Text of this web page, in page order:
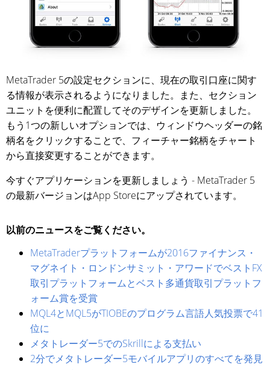
MetaTrader 5の設定セクションに、現在の取引口座に関す
る情報が表示されるようになりました。また、セクション
ユニットを便利に配置してそのデザインを更新しました。
もう1つの新しいオプションでは、ウィンドウヘッダーの銘
柄名をクリックすることで、フィーチャー銘柄をチャート
から直接変更することができます。
今すぐアプリケーションを更新しましょう - MetaTrader 5
の最新バージョンはApp Storeにアップされています。
以前のニュースをご覧ください。
MetaTraderプラットフォームが2016ファイナンス・
マグネイト・ロンドンサミット・アワードでベストFX
取引プラットフォームとベスト多通貨取引プラットフ
ォーム賞を受賞
MQL4とMQL5がTIOBEのプログラム言語人気投票で41
位に
メタトレーダー5でのSkrillによる支払い
2分でメタトレーダー5モバイルアプリのすべてを発見